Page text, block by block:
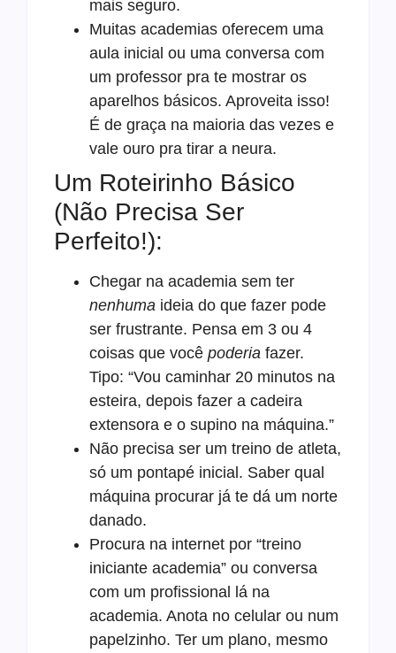
mais seguro.
Muitas academias oferecem uma
aula inicial ou uma conversa com
um professor pra te mostrar os
aparelhos básicos. Aproveita isso!
É de graça na maioria das vezes e
vale ouro pra tirar a neura.
Um Roteirinho Básico
(Não Precisa Ser
Perfeito!):
Chegar na academia sem ter
nenhuma ideia do que fazer pode
ser frustrante. Pensa em 3 ou 4
coisas que você poderia fazer.
Tipo: “Vou caminhar 20 minutos na
esteira, depois fazer a cadeira
extensora e o supino na máquina.”
Não precisa ser um treino de atleta,
só um pontapé inicial. Saber qual
máquina procurar já te dá um norte
danado.
Procura na internet por “treino
iniciante academia” ou conversa
com um profissional lá na
academia. Anota no celular ou num
papelzinho. Ter um plano, mesmo